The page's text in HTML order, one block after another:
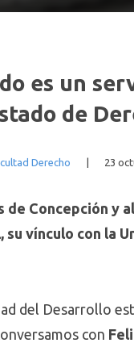
es un
de
Derecho 23
Concepción y
vínculo con la
del Desarrollo
con